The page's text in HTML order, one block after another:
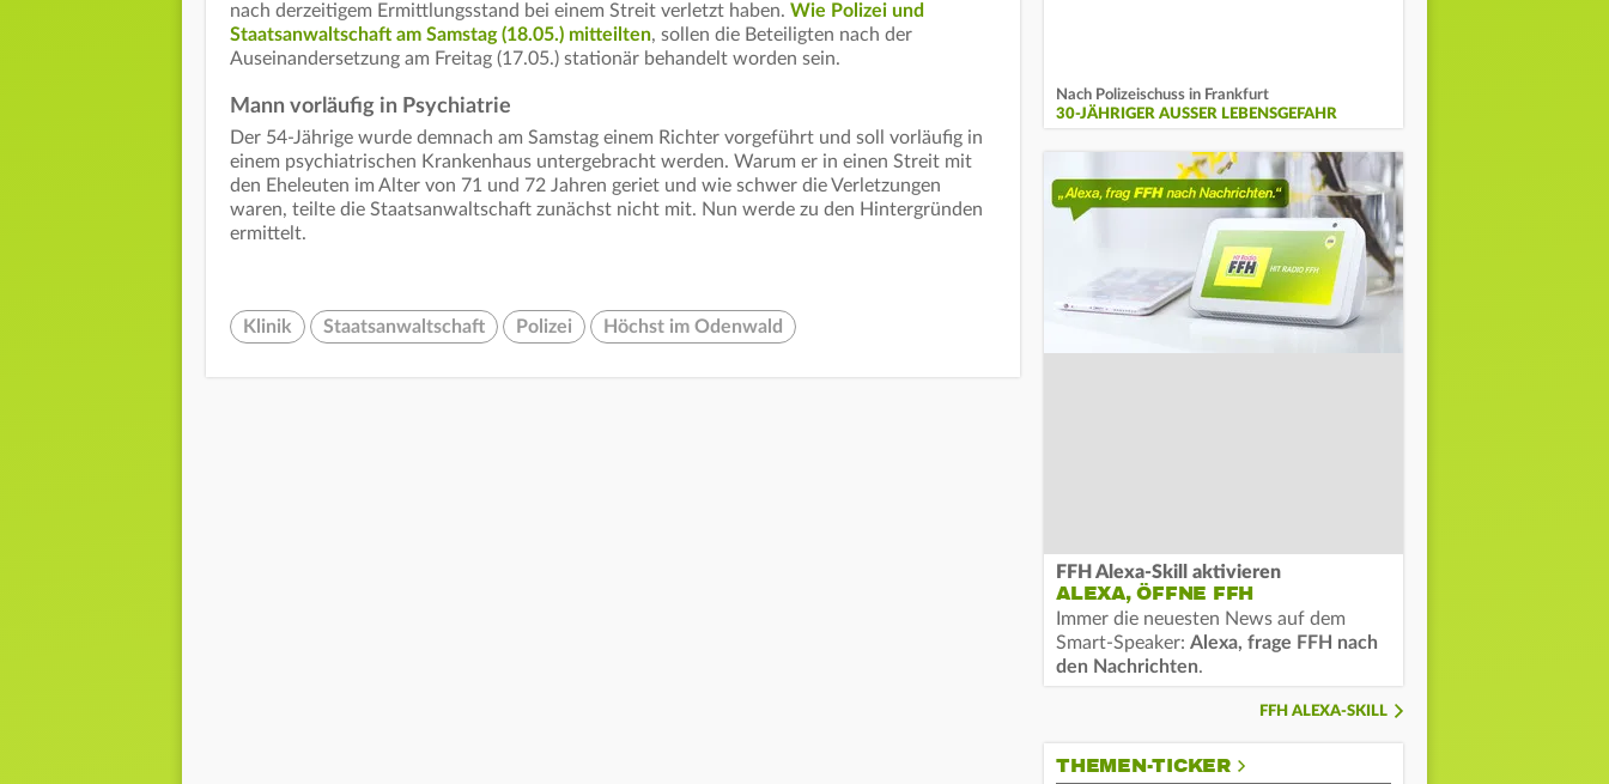
nach derzeitigem Ermittlungsstand bei einem Streit verletzt haben. Wie Polizei und
Staatsanwaltschaft am Samstag (18.05.) mitteilten, sollen die Beteiligten nach der
Auseinandersetzung am Freitag (17.05.) stationär behandelt worden sein.
Mann vorläufig in Psychiatrie
Der 54-Jährige wurde demnach am Samstag einem Richter vorgeführt und soll vorläufig in
einem psychiatrischen Krankenhaus untergebracht werden. Warum er in einen Streit mit
den Eheleuten im Alter von 71 und 72 Jahren geriet und wie schwer die Verletzungen
waren, teilte die Staatsanwaltschaft zunächst nicht mit. Nun werde zu den Hintergründen
ermittelt.
Klinik Staatsanwaltschaft Polizei Höchst im Odenwald
Nach Polizeischuss in Frankfurt
30-JÄHRIGER AUSSER LEBENSGEFAHR
FFH Alexa-Skill aktivieren
ALEXA, ÖFFNE FFH
Immer die neuesten News auf dem
Smart-Speaker: Alexa, frage FFH nach
den Nachrichten.
FFH ALEXA-SKILL
THEMEN-TICKER